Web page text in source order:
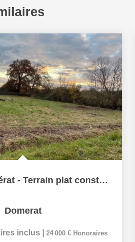
A vendre Domérat - Terrain plat constructible de 1391 m² -...
Domerat
inclus 24 000 € Honoraires